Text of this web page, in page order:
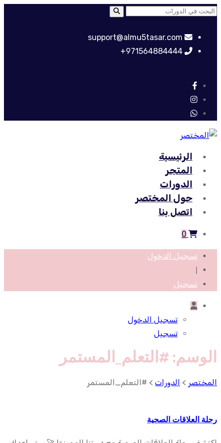
الرئيسية
المتجر
الدورات
حول المختصر
اتصل بنا
0
تسجيل الدخول
تسجيل
تسجيل الدخول
تسجيل
الوسم: #التعلم_المستمر
المختصر > الدورات > #التعلم_المستمر
رحلة العلاقات الصحية